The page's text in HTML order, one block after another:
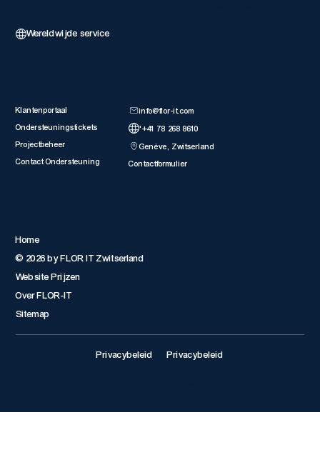
Wereldwijde service
Klantenportaal
Ondersteuningstickets
Projectbeheer
Contact Ondersteuning
info@flor-it.com
'+41 78 268 8610
Genève, Zwitserland
Contactformulier
Home
© 2026 by FLOR IT Zwitserland
Website Prijzen
Over FLOR-IT
Sitemap
Privacybeleid Privacybeleid